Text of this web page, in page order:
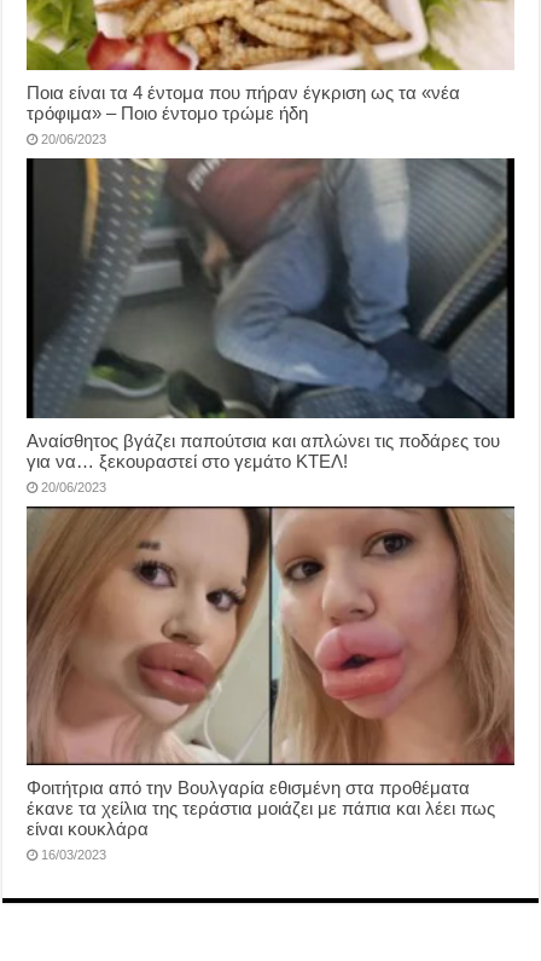
Ποια είναι τα 4 έντομα που πήραν έγκριση ως τα «νέα
τρόφιμα» – Ποιο έντομο τρώμε ήδη
20/06/2023
Αναίσθητος βγάζει παπούτσια και απλώνει τις ποδάρες του
για να… ξεκουραστεί στο γεμάτο ΚΤΕΛ!
20/06/2023
Φοιτήτρια από την Βουλγαρία εθισμένη στα προθέματα
έκανε τα χείλια της τεράστια μοιάζει με πάπια και λέει πως
είναι κουκλάρα
16/03/2023